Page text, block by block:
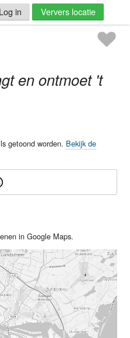
Log in Ververs locatie
en ontmoet 't
getoond worden. Bekijk de
in Google Maps.